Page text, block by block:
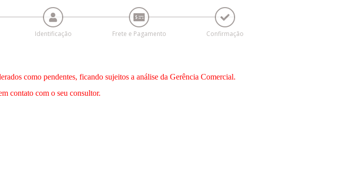
Identificação Frete e Pagamento Confirmação
como pendentes, ficando sujeitos a análise da Gerência Comercial.
contato com o seu consultor.